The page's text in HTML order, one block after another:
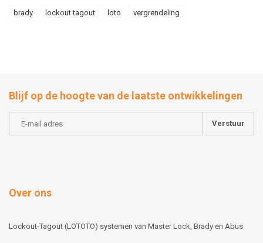
brady lockout tagout loto vergrendeling
Blijf op de hoogte van de laatste ontwikkelingen
Verstuur
Over ons
Lockout-Tagout (LOTOTO) systemen van Master Lock, Brady en Abus